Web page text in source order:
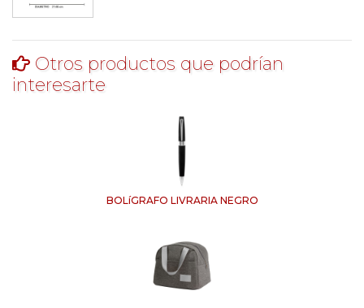
Otros productos que podrían
interesarte
BOLíGRAFO LIVRARIA NEGRO